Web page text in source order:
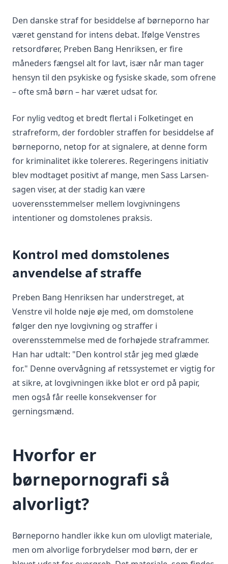
Den danske straf for besiddelse af børneporno har
været genstand for intens debat. Ifølge Venstres
retsordfører, Preben Bang Henriksen, er fire
måneders fængsel alt for lavt, især når man tager
hensyn til den psykiske og fysiske skade, som ofrene
– ofte små børn – har været udsat for.
For nylig vedtog et bredt flertal i Folketinget en
strafreform, der fordobler straffen for besiddelse af
børneporno, netop for at signalere, at denne form
for kriminalitet ikke tolereres. Regeringens initiativ
blev modtaget positivt af mange, men Sass Larsen-
sagen viser, at der stadig kan være
uoverensstemmelser mellem lovgivningens
intentioner og domstolenes praksis.
Kontrol med domstolenes
anvendelse af straffe
Preben Bang Henriksen har understreget, at
Venstre vil holde nøje øje med, om domstolene
følger den nye lovgivning og straffer i
overensstemmelse med de forhøjede straframmer.
Han har udtalt: "Den kontrol står jeg med glæde
for." Denne overvågning af retssystemet er vigtig for
at sikre, at lovgivningen ikke blot er ord på papir,
men også får reelle konsekvenser for
gerningsmænd.
Hvorfor er
børnepornografi så
alvorligt?
Børneporno handler ikke kun om ulovligt materiale,
men om alvorlige forbrydelser mod børn, der er